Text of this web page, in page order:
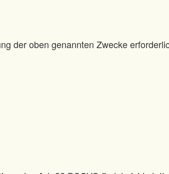
der oben genannten Zwecke